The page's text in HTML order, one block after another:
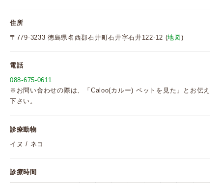
住所
〒779-3233 徳島県名西郡石井町石井字石井122-12 (地図 )
電話
088-675-0611
※お問い合わせの際は、「Caloo(カルー) ペットを見た」とお伝え
下さい。
診療動物
イヌ / ネコ
診療時間